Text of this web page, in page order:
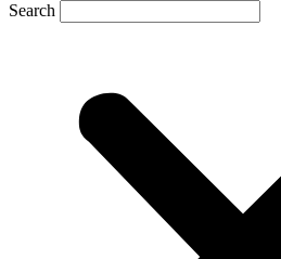
Search